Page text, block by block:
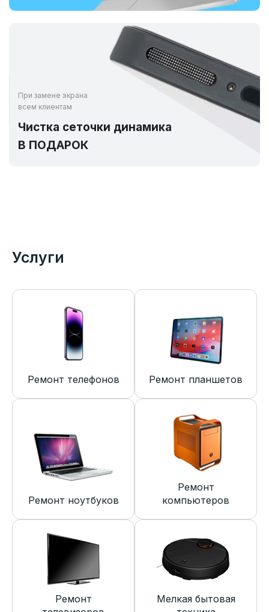
При замене экрана
всем клиентам
Чистка сеточки динамика
В ПОДАРОК
Услуги
Ремонт телефонов Ремонт планшетов
Ремонт ноутбуков
Ремонт
компьютеров
Ремонт
Мелкая бытовая